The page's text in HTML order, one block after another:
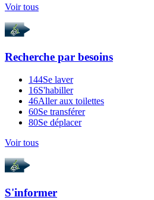
Voir tous
Recherche par besoins
144Se laver
16S'habiller
46Aller aux toilettes
60Se transférer
80Se déplacer
Voir tous
S'informer